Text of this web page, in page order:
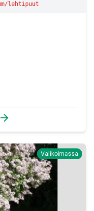
lehtipuut
arrow_forward
Valikoimassa